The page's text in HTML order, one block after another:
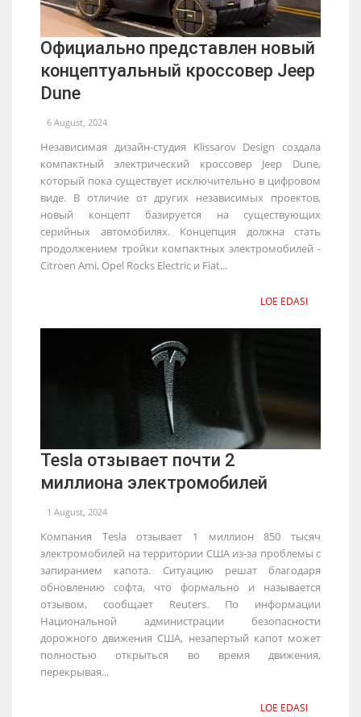
Официально представлен новый
концептуальный кроссовер Jeep
Dune
6 August, 2024
Независимая дизайн-студия Klissarov Design создала
компактный электрический кроссовер Jeep Dune,
который пока существует исключительно в цифровом
виде. В отличие от других независимых проектов,
новый концепт базируется на существующих
серийных автомобилях. Концепция должна стать
продолжением тройки компактных электромобилей -
Citroen Ami, Opel Rocks Electric и Fiat...
LOE EDASI
Tesla отзывает почти 2
миллиона электромобилей
1 August, 2024
Компания Tesla отзывает 1 миллион 850 тысяч
электромобилей на территории США из-за проблемы с
запиранием капота. Ситуацию решат благодаря
обновлению софта, что формально и называется
отзывом, сообщает Reuters. По информации
Национальной администрации безопасности
дорожного движения США, незапертый капот может
полностью открыться во время движения,
перекрывая...
LOE EDASI